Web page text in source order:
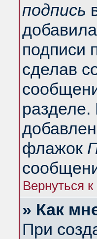
подпись
подписи
сделав
флажок
Вернуться
» Как
При